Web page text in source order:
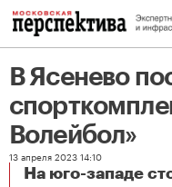
В Ясенево
Волейбол»
13 апреля 2023 14:10
На юго-западе